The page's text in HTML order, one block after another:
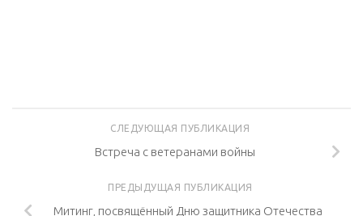
СЛЕДУЮЩАЯ ПУБЛИКАЦИЯ
Встреча с ветеранами войны
ПРЕДЫДУЩАЯ ПУБЛИКАЦИЯ
Митинг, посвящённый Дню защитника Отечества